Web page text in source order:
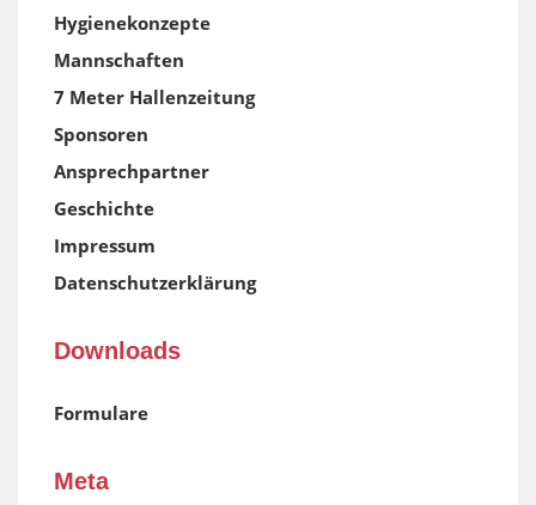
Hygienekonzepte
Mannschaften
7 Meter Hallenzeitung
Sponsoren
Ansprechpartner
Geschichte
Impressum
Datenschutzerklärung
Downloads
Formulare
Meta